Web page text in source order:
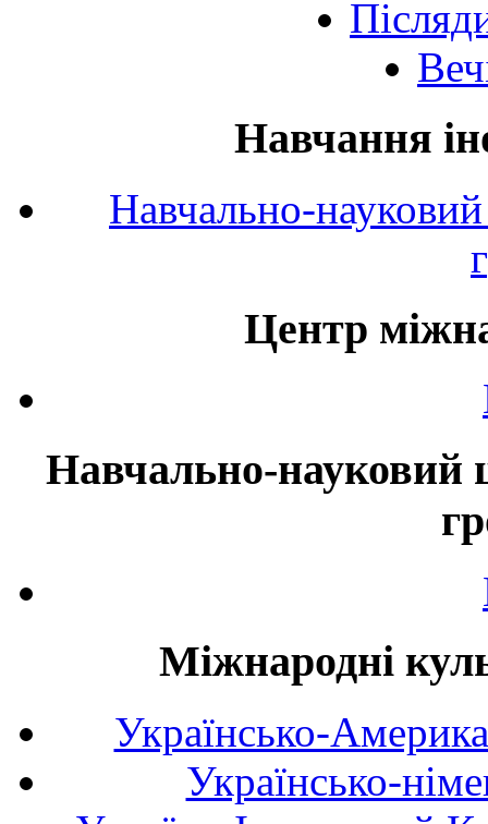
Навчання
Навчально-
Центр
Навчально-науковий
Міжнародні
Українсько-
Українсько-